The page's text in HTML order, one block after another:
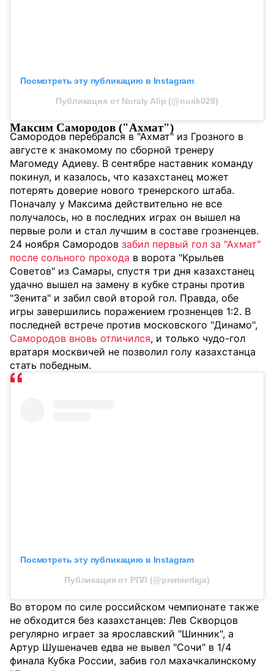
Посмотреть эту публикацию в Instagram
Публикация от Nuraly Alip (@nurik028)
Максим Самородов ("Ахмат")
Самородов перебрался в "Ахмат" из Грозного в
августе к знакомому по сборной тренеру
Магомеду Адиеву. В сентябре наставник команду
покинул, и казалось, что казахстанец может
потерять доверие нового тренерского штаба.
Поначалу у Максима действительно не все
получалось, но в последних играх он вышел на
первые роли и стал лучшим в составе грозненцев.
24 ноября Самородов забил первый гол за "Ахмат"
после сольного прохода в ворота "Крыльев
Советов" из Самары, спустя три дня казахстанец
удачно вышел на замену в кубке страны против
"Зенита" и забил свой второй гол. Правда, обе
игры завершились поражением грозненцев 1:2. В
последней встрече против московского "Динамо",
Самородов вновь отличился, и только чудо-гол
вратаря москвичей не позволил голу казахстанца
стать победным.
Посмотреть эту публикацию в Instagram
Публикация от РПЛ (@premierliga)
Во втором по силе российском чемпионате также
не обходится без казахстанцев: Лев Скворцов
регулярно играет за ярославский "Шинник", а
Артур Шушеначев едва не вывел "Сочи" в 1/4
финала Кубка России, забив гол махачкалинскому